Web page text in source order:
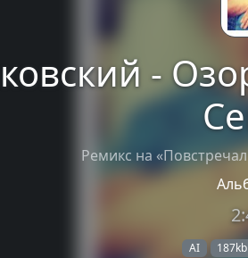
-
Ремикс на
AI